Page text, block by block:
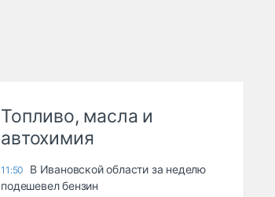
Топливо, масла и
автохимия
11:50
В Ивановской области за неделю
подешевел бензин